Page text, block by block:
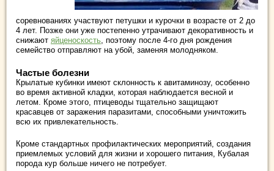
соревнованиях участвуют петушки и курочки в возрасте от 2 до
4 лет. Позже они уже постепенно утрачивают декоративность и
снижают яйценоскость, поэтому после 4-го дня рождения
семейство отправляют на убой, заменяя молодняком.
Частые болезни
Крылатые кубинки имеют склонность к авитаминозу, особенно
во время активной кладки, которая наблюдается весной и
летом. Кроме этого, птицеводы тщательно защищают
красавцев от заражения паразитами, способными уничтожить
всю их привлекательность.
Кроме стандартных профилактических мероприятий, создания
приемлемых условий для жизни и хорошего питания, Кубалая
порода кур больше ничего не потребует.